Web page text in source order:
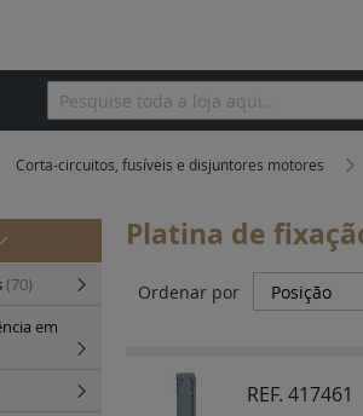
Pesquisa
Corta-circuitos, fusíveis e disjuntores motores
Platina de
Ordenar por
REF. 417461
(70)
em